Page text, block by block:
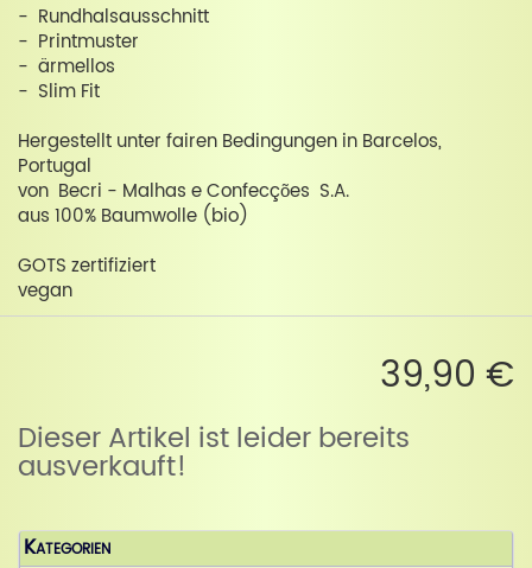
- Rundhalsausschnitt
- Printmuster
- ärmellos
- Slim Fit
Hergestellt unter fairen Bedingungen in Barcelos,
Portugal
von Becri - Malhas e Confecções S.A.
aus 100% Baumwolle (bio)
GOTS zertifiziert
vegan
39,90 €
Dieser Artikel ist leider bereits
ausverkauft!
Kategorien